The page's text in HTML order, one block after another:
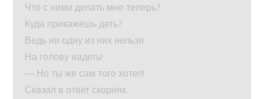
Что с ними делать мне теперь?
Куда прикажешь деть?
Ведь ни одну из них нельзя
На голову надеть!
— Но ты же сам того хотел!
Сказал в ответ скорняк.